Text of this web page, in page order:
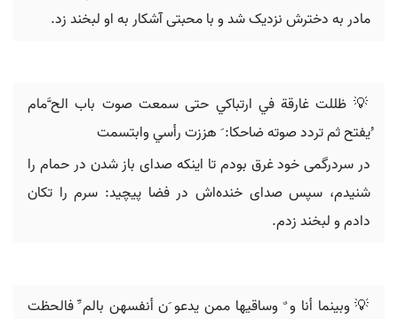
مادر به دخترش نزدیک شد و با محبتی آشکار به او لبخند زد.
💡 ‬ظللت غارقة في ارتباكي حتى سمعت صوت باب‬ ‫الح َّمام
ُيفتح ثم تردد صوته ضاحكا‪:‬‬ ‫َ‬ ‫هززت رأسي وابتسمت‪
در سردرگمی خود غرق بودم تا اینکه صدای باز شدن در حمام را
شنیدم، سپس صدای خنده‌اش در فضا پیچید: سرم را تکان
دادم و لبخند زدم.
💡 ‬وبينما أنا و ٌ‬ ‫وساقيها ممن يدعو َن أنفسهن بالم ِّ‬ ‫فالحظت